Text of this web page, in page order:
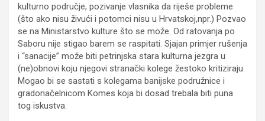
kulturno područje, pozivanje vlasnika da riješe probleme
(što ako nisu živući i potomci nisu u Hrvatskoj,npr.) Pozvao
se na Ministarstvo kulture što se može. Od ratovanja po
Saboru nije stigao barem se raspitati. Sjajan primjer rušenja
i “sanacije” može biti petrinjska stara kulturna jezgra u
(ne)obnovi koju njegovi stranački kolege žestoko kritiziraju.
Mogao bi se sastati s kolegama banijske podružnice i
gradonačelnicom Komes koja bi dosad trebala biti puna
tog iskustva.